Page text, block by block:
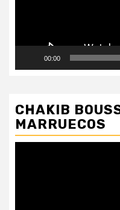
00:00
CHAKIB
MARRUECOS